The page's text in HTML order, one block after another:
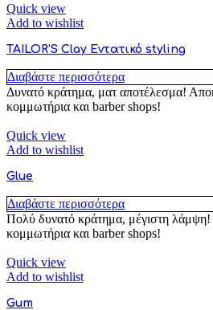
Quick view
Add to wishlist
TAILOR’S Clay Εντατικό styling
Διαβάστε περισσότερα
Δυνατό κράτημα, ματ αποτέλεσμα!
κομμωτήρια και barber shops!
Quick view
Add to wishlist
Glue
Διαβάστε περισσότερα
Πολύ δυνατό κράτημα, μέγιστη λάμψη!
κομμωτήρια και barber shops!
Quick view
Add to wishlist
Gum